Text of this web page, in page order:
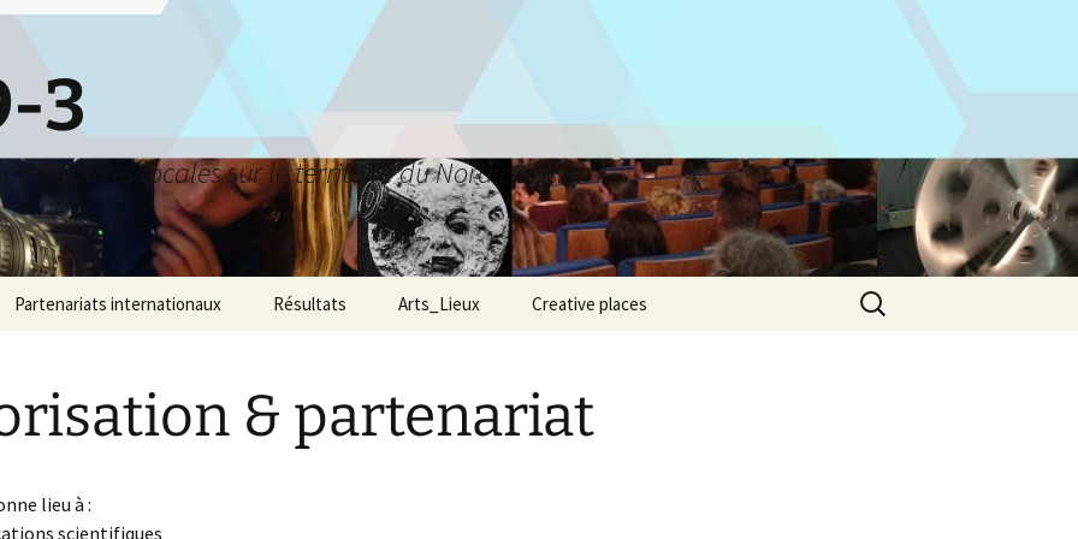
3
créatives locales sur le territoire du Nord parisien
Partenariats internationaux Résultats Arts_Lieux Creative places
Rechercher :
& partenariat
lieu à :
scientifiques